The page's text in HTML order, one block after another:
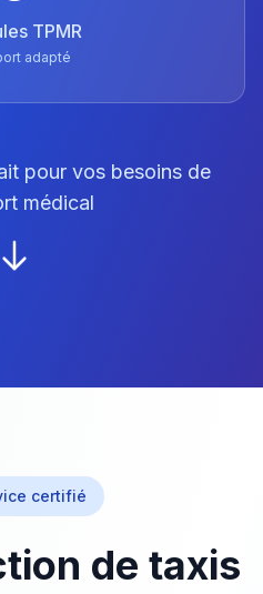
TPMR
adapté
pour vos besoins de
médical
certifié
de taxis